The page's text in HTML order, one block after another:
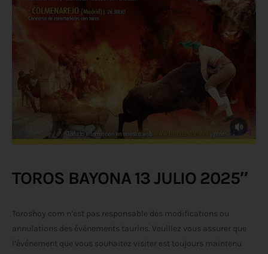
TOROS BAYONA 13 JULIO 2025″
Toroshoy.com n’est pas responsable des modifications ou
annulations des événements taurins. Veuillez vous assurer que
l’événement que vous souhaitez visiter est toujours maintenu.